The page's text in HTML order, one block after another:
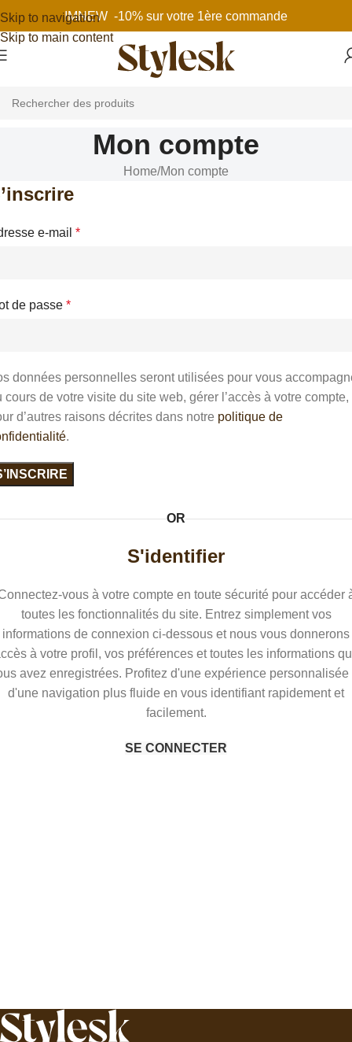
Skip to navigation
Skip to main content
IMNEW -10% sur votre 1ère commande
Mon compte
Home Mon compte
e-mail *
de passe *
données personnelles seront utilisées pour vous
cours de votre visite du site web, gérer l’accès à votre compte,
d’autres raisons décrites dans notre politique de
.
OR
S'identifier
vous à votre compte en toute sécurité pour accéder
toutes les fonctionnalités du site. Entrez simplement vos
informations de connexion ci-dessous et nous vous donnerons
à votre profil, vos préférences et toutes les informations
avez enregistrées. Profitez d'une expérience personnalisée
d'une navigation plus fluide en vous identifiant rapidement et
facilement.
SE CONNECTER